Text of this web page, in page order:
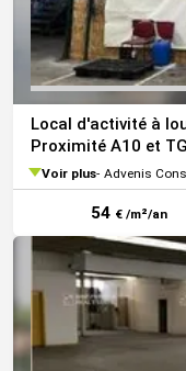
Local d'activité à
Proximité A10 et
Voir plus Advenis
54 € /m²/an